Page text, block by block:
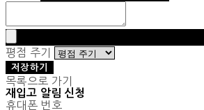
평점 주기
저장하기
목록으로 가기
재입고 알림 신청
휴대폰 번호